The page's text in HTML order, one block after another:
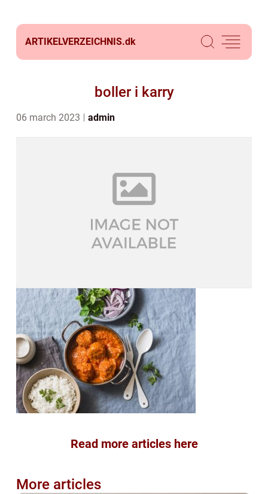
ARTIKELVERZEICHNIS.dk
boller i karry
06 march 2023 admin
Read more articles here
More articles